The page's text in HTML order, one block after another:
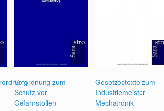
Verordnung zum
Schutz vor
Gefahrstoffen
Gesetzestexte zum
Industriemeister
Mechatronik